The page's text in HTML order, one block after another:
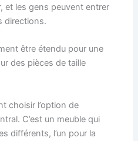
et les gens peuvent entrer
directions.
être étendu pour une
des pièces de taille
choisir l’option de
C’est un meuble qui
différents, l’un pour la